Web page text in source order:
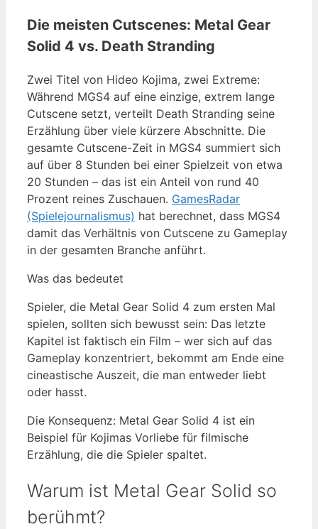
Die meisten Cutscenes: Metal Gear
Solid 4 vs. Death Stranding
Zwei Titel von Hideo Kojima, zwei Extreme:
Während MGS4 auf eine einzige, extrem lange
Cutscene setzt, verteilt Death Stranding seine
Erzählung über viele kürzere Abschnitte. Die
gesamte Cutscene-Zeit in MGS4 summiert sich
auf über 8 Stunden bei einer Spielzeit von etwa
20 Stunden – das ist ein Anteil von rund 40
Prozent reines Zuschauen. GamesRadar
(Spielejournalismus) hat berechnet, dass MGS4
damit das Verhältnis von Cutscene zu Gameplay
in der gesamten Branche anführt.
Was das bedeutet
Spieler, die Metal Gear Solid 4 zum ersten Mal
spielen, sollten sich bewusst sein: Das letzte
Kapitel ist faktisch ein Film – wer sich auf das
Gameplay konzentriert, bekommt am Ende eine
cineastische Auszeit, die man entweder liebt
oder hasst.
Die Konsequenz: Metal Gear Solid 4 ist ein
Beispiel für Kojimas Vorliebe für filmische
Erzählung, die die Spieler spaltet.
Warum ist Metal Gear Solid so
berühmt?